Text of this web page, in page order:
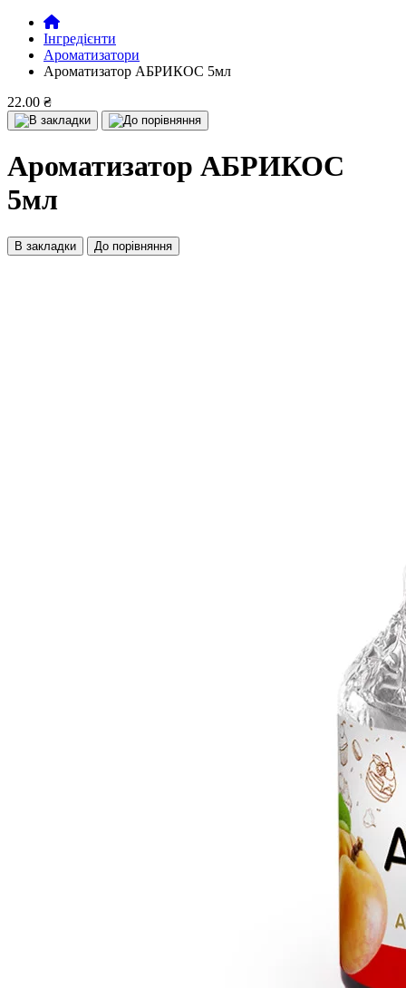
Інгредієнти
Ароматизатори
Ароматизатор АБРИКОС 5мл
22.00 ₴
Ароматизатор АБРИКОС
5мл
В закладки До порівняння